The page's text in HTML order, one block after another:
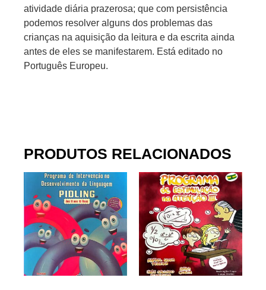
atividade diária prazerosa; que com persistência
podemos resolver alguns dos problemas das
crianças na aquisição da leitura e da escrita ainda
antes de eles se manifestarem. Está editado no
Português Europeu.
PRODUTOS RELACIONADOS